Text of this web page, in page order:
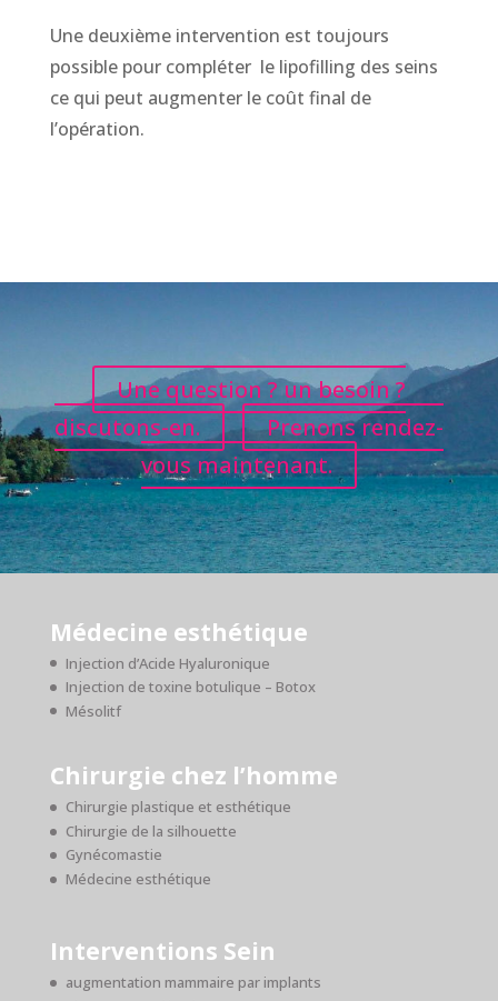
Une deuxième intervention est toujours
possible pour compléter le lipofilling des seins
ce qui peut augmenter le coût final de
l’opération.
Une question ? un besoin ?
discutons-en.
Prenons rendez-
vous maintenant.
Médecine esthétique
Injection d’Acide Hyaluronique
Injection de toxine botulique – Botox
Mésolitf
Chirurgie chez l’homme
Chirurgie plastique et esthétique
Chirurgie de la silhouette
Gynécomastie
Médecine esthétique
Interventions Sein
augmentation mammaire par implants